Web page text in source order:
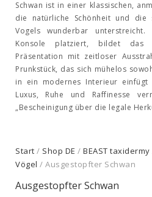
Schwan ist in einer klassischen,
die natürliche Schönheit und die
Vogels wunderbar
Konsole platziert, bildet das
Präsentation mit zeitloser
Prunkstück, das sich mühelos
in ein modernes Interieur
Luxus, Ruhe und Raffinesse
„Bescheinigung über die legale
Start / Shop DE / BEAST taxidermy
Vögel / Ausgestopfter Schwan
Ausgestopfter Schwan